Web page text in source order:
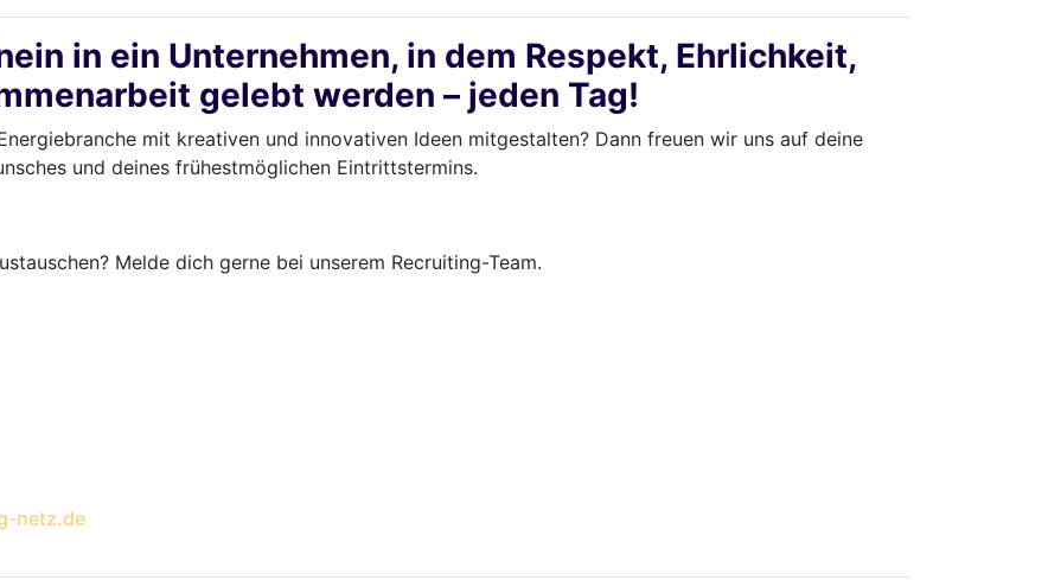
in ein Unternehmen, in dem Respekt, Ehrlichkeit,
gelebt werden – jeden Tag!
mit kreativen und innovativen Ideen mitgestalten? Dann freuen wir uns auf deine
und deines frühestmöglichen Eintritts­­termins.
Melde dich gerne bei unserem Recruiting-Team.
netz.de